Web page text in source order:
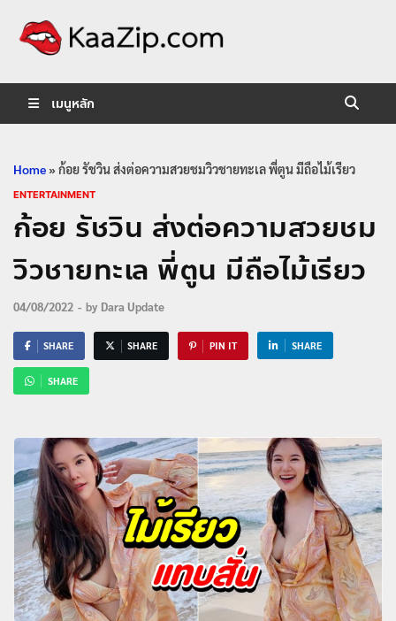
เมนูหลัก
Home»ก้อย รัชวิน ส่งต่อความสวยชมวิวชายทะเล พี่ตูน มีถือไม้เรียว
ENTERTAINMENT
ก้อย รัชวิน ส่งต่อความสวยชม
วิวชายทะเล พี่ตูน มีถือไม้เรียว
04/08/2022 - by Dara Update
SHARE SHARE PIN IT SHARE
SHARE